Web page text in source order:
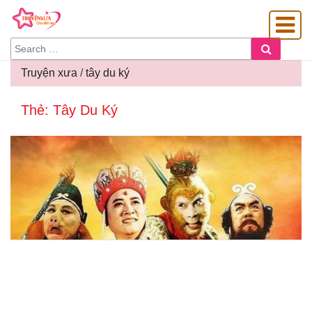
SEARCH
FOR:
GIA
Truyện xưa /tây du ký
Thẻ: Tây Du Ký